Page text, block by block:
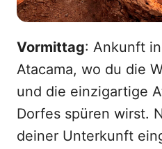
Vormittag: Ankunft
Atacama, wo du die
und die einzigartige
Dorfes spüren wirst.
deiner Unterkunft